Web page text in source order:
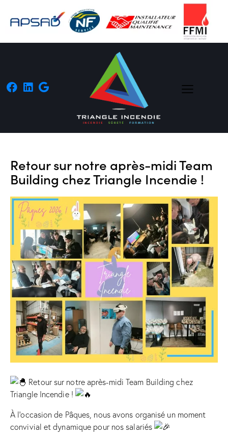
Retour sur notre après-midi Team
Building chez Triangle Incendie !
Retour sur notre après-midi Team Building chez
Triangle Incendie !
À l’occasion de Pâques, nous avons organisé un moment
convivial et dynamique pour nos salariés